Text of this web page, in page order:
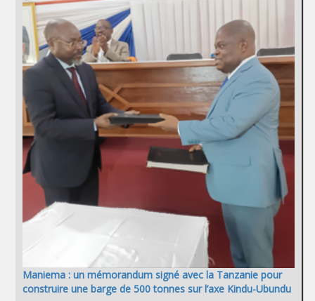
Maniema : un mémorandum signé avec la Tanzanie pour
construire une barge de 500 tonnes sur l’axe Kindu-Ubundu